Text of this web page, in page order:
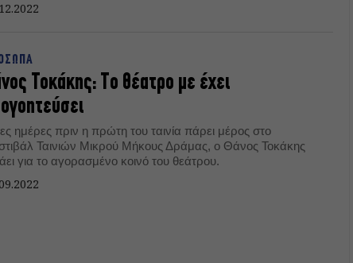
ως «ηττημένοι».
Τοκάκης: Tο θέατρο με έχει
ημέρες πριν η πρώτη του ταινία πάρει μέρος στο
Ταινιών Μικρού Μήκους Δράμας, ο Θάνος Τοκάκης
για το αγορασμένο κοινό του θεάτρου.